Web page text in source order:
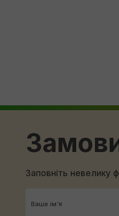
Заповніть